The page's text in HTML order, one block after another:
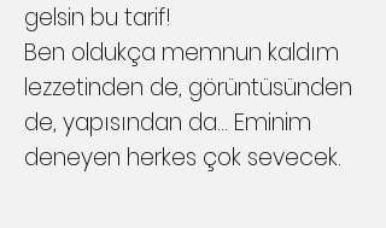
gelsin bu tarif!
Ben oldukça memnun kaldım
lezzetinden de, görüntüsünden
de, yapısından da... Eminim
deneyen herkes çok sevecek.